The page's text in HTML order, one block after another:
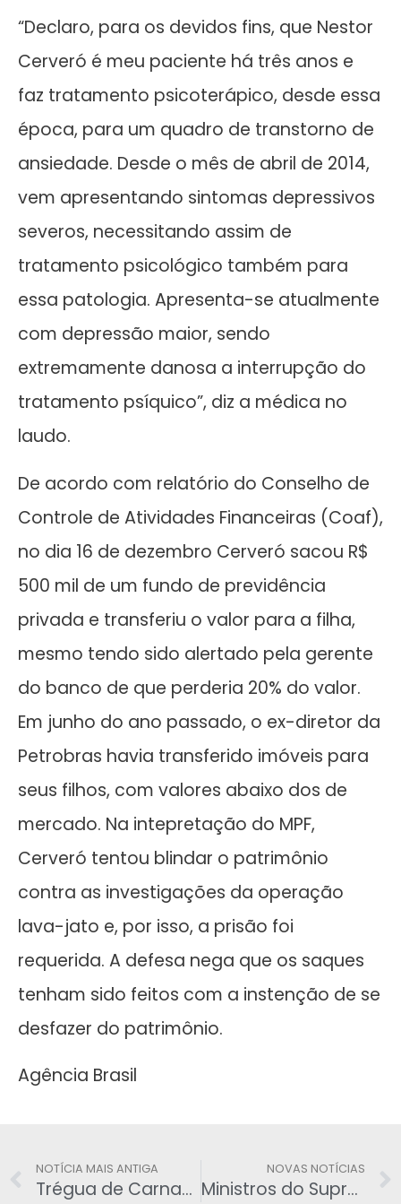
“Declaro, para os devidos fins, que Nestor
Cerveró é meu paciente há três anos e
faz tratamento psicoterápico, desde essa
época, para um quadro de transtorno de
ansiedade. Desde o mês de abril de 2014,
vem apresentando sintomas depressivos
severos, necessitando assim de
tratamento psicológico também para
essa patologia. Apresenta-se atualmente
com depressão maior, sendo
extremamente danosa a interrupção do
tratamento psíquico”, diz a médica no
laudo.
De acordo com relatório do Conselho de
Controle de Atividades Financeiras (Coaf),
no dia 16 de dezembro Cerveró sacou R$
500 mil de um fundo de previdência
privada e transferiu o valor para a filha,
mesmo tendo sido alertado pela gerente
do banco de que perderia 20% do valor.
Em junho do ano passado, o ex-diretor da
Petrobras havia transferido imóveis para
seus filhos, com valores abaixo dos de
mercado. Na intepretação do MPF,
Cerveró tentou blindar o patrimônio
contra as investigações da operação
lava-jato e, por isso, a prisão foi
requerida. A defesa nega que os saques
tenham sido feitos com a instenção de se
desfazer do patrimônio.
Agência Brasil
NOTÍCIA MAIS ANTIGA
Trégua de Carnaval chega para aliviar caos político
NOVAS NOTÍCIAS
Ministros do Supremo já questionam a longevidade das prisões da Lava Jato